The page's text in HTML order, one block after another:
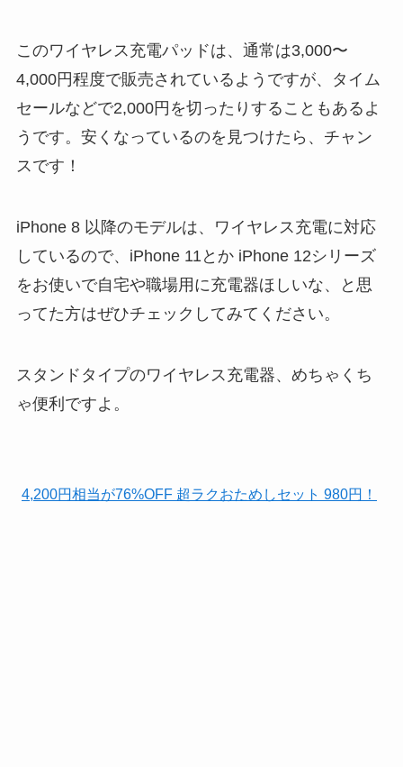
このワイヤレス充電パッドは、通常は3,000〜
4,000円程度で販売されているようですが、タイム
セールなどで2,000円を切ったりすることもあるよ
うです。安くなっているのを見つけたら、チャン
スです！
iPhone 8 以降のモデルは、ワイヤレス充電に対応
しているので、iPhone 11とか iPhone 12シリーズ
をお使いで自宅や職場用に充電器ほしいな、と思
ってた方はぜひチェックしてみてください。
スタンドタイプのワイヤレス充電器、めちゃくち
ゃ便利ですよ。
4,200円相当が76%OFF 超ラクおためしセット 980円！